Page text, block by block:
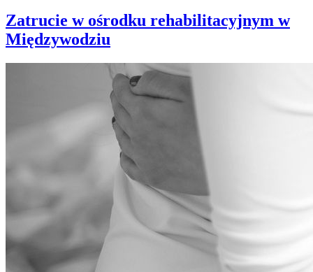
Zatrucie w ośrodku rehabilitacyjnym w
Międzywodziu